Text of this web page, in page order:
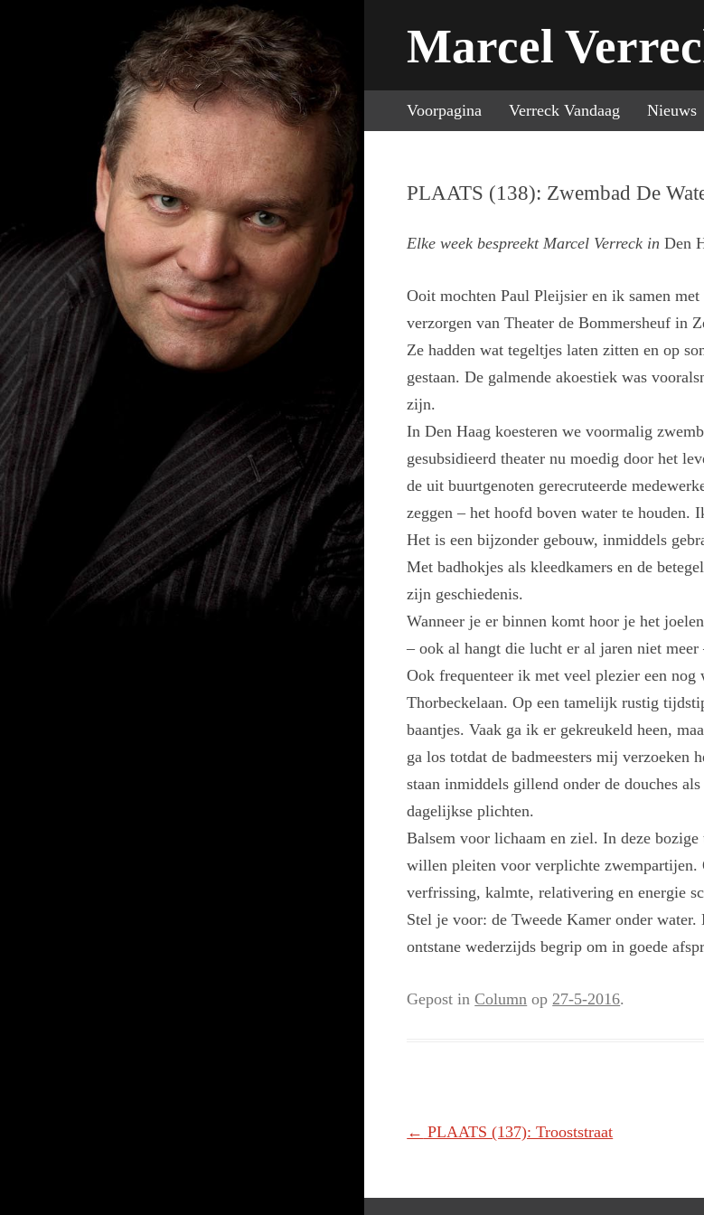
Marcel
Voorpagina Verreck Vandaag Nieuws
PLAATS (138): Zwembad De
Elke week bespreekt Marcel Verreck in Den
Ooit mochten Paul Pleijsier en ik samen
verzorgen van Theater de Bommersheuf in
Ze hadden wat tegeltjes laten zitten en op
gestaan. De galmende akoestiek was
zijn.
In Den Haag koesteren we voormalig
gesubsidieerd theater nu moedig door het
de uit buurtgenoten gerecruteerde
zeggen – het hoofd boven water te houden.
Het is een bijzonder gebouw, inmiddels
Met badhokjes als kleedkamers en de
zijn geschiedenis.
Wanneer je er binnen komt hoor je het
– ook al hangt die lucht er al jaren niet
Ook frequenteer ik met veel plezier een
Thorbeckelaan. Op een tamelijk rustig
baantjes. Vaak ga ik er gekreukeld heen,
ga los totdat de badmeesters mij verzoeken
staan inmiddels gillend onder de douches
dagelijkse plichten.
Balsem voor lichaam en ziel. In deze
willen pleiten voor verplichte zwempartijen.
verfrissing, kalmte, relativering en energie
Stel je voor: de Tweede Kamer onder
ontstane wederzijds begrip om in goede
Gepost inColumn op27-5-2016.
Berichtnavigatie
← PLAATS (137): Trooststraat